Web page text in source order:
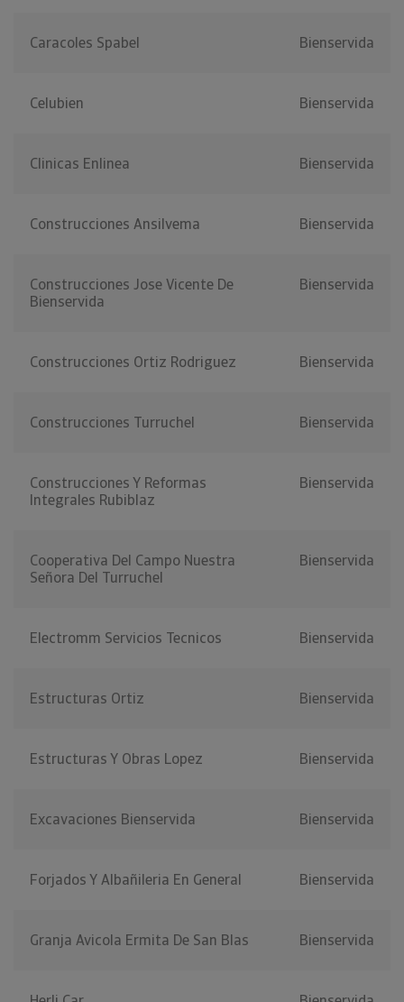
Caracoles Spabel Bienservida
Celubien Bienservida
Clinicas Enlinea Bienservida
Construcciones Ansilvema Bienservida
Construcciones Jose Vicente De
Bienservida
Bienservida
Construcciones Ortiz Rodriguez Bienservida
Construcciones Turruchel Bienservida
Construcciones Y Reformas
Integrales Rubiblaz
Bienservida
Cooperativa Del Campo Nuestra
Señora Del Turruchel
Bienservida
Electromm Servicios Tecnicos Bienservida
Estructuras Ortiz Bienservida
Estructuras Y Obras Lopez Bienservida
Excavaciones Bienservida Bienservida
Forjados Y Albañileria En General Bienservida
Granja Avicola Ermita De San Blas Bienservida